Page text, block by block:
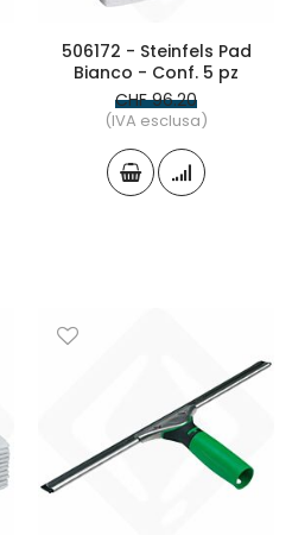
506172 - Steinfels Pad
Bianco - Conf. 5 pz
CHF 96.20
(IVA esclusa)